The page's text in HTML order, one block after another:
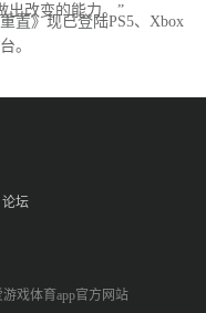
出改变的能力。”
置》现已登陆PS5、Xbox
。
论坛
戏体育app官方网站